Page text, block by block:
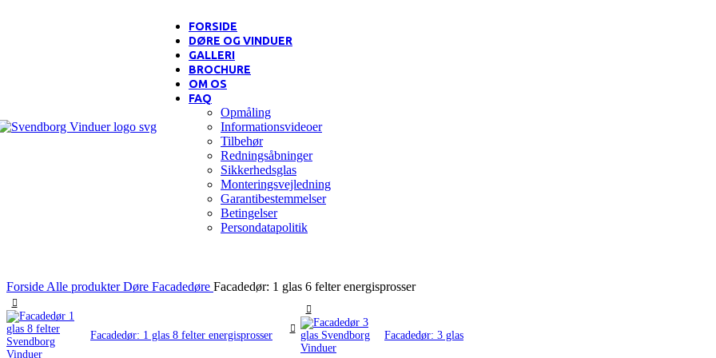
FORSIDE
DØRE OG VINDUER
GALLERI
BROCHURE
OM OS
FAQ
Opmåling
Informationsvideoer
Tilbehør
Redningsåbninger
Sikkerhedsglas
Monteringsvejledning
Garantibestemmelser
Betingelser
Persondatapolitik
Forside Alle produkterDøre Facadedøre Facadedør: 1 glas 6 felter energisprosser
Facadedør: 1 glas 8 felter energisprosser Facadedør: 3 glas